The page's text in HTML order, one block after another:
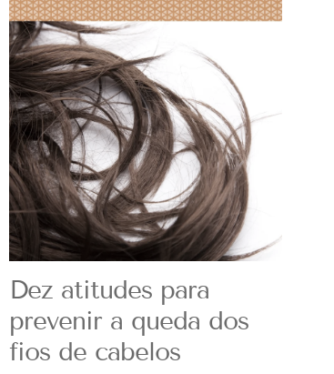
Dez atitudes para
prevenir a queda dos
fios de cabelos